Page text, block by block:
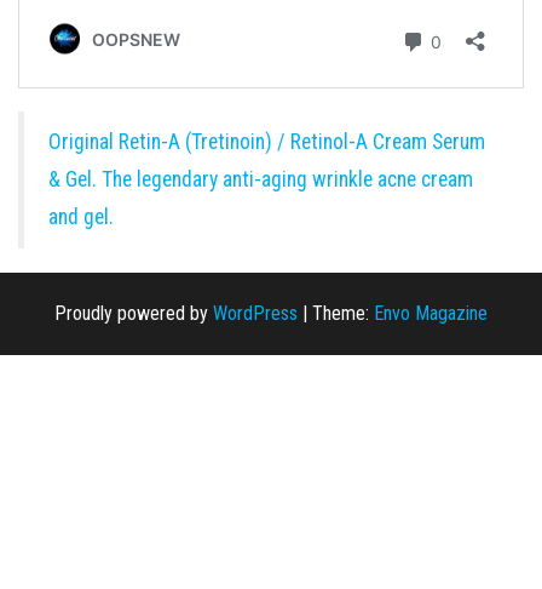
Original Retin-A (Tretinoin) / Retinol-A Cream Serum
& Gel. The legendary anti-aging wrinkle acne cream
and gel.
Proudly powered by WordPress | Theme: Envo Magazine